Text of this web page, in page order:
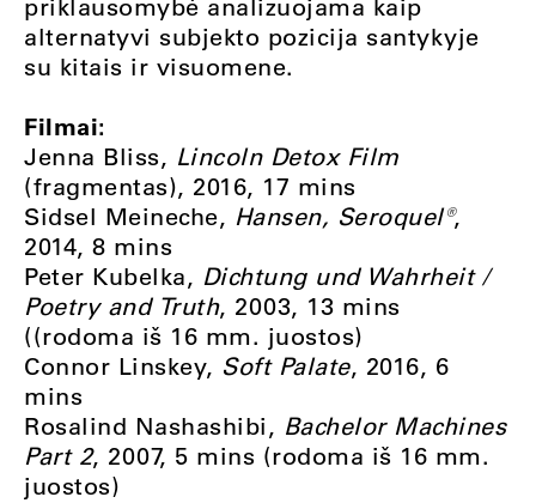
priklausomybė analizuojama kaip
alternatyvi subjekto pozicija santykyje
su kitais ir visuomene.
Filmai:
Jenna Bliss, Lincoln Detox Film
(fragmentas), 2016, 17 mins
Sidsel Meineche, Hansen, Seroquel®,
2014, 8 mins
Peter Kubelka, Dichtung und Wahrheit /
Poetry and Truth, 2003, 13 mins
((rodoma iš 16 mm. juostos)
Connor Linskey, Soft Palate, 2016, 6
mins
Rosalind Nashashibi, Bachelor Machines
Part 2, 2007, 5 mins (rodoma iš 16 mm.
juostos)